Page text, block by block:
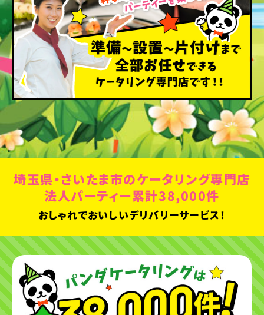
埼玉県・さいたま市のケータリング専門店
法人パーティー累計38,000件
おしゃれでおいしいデリバリーサービス！